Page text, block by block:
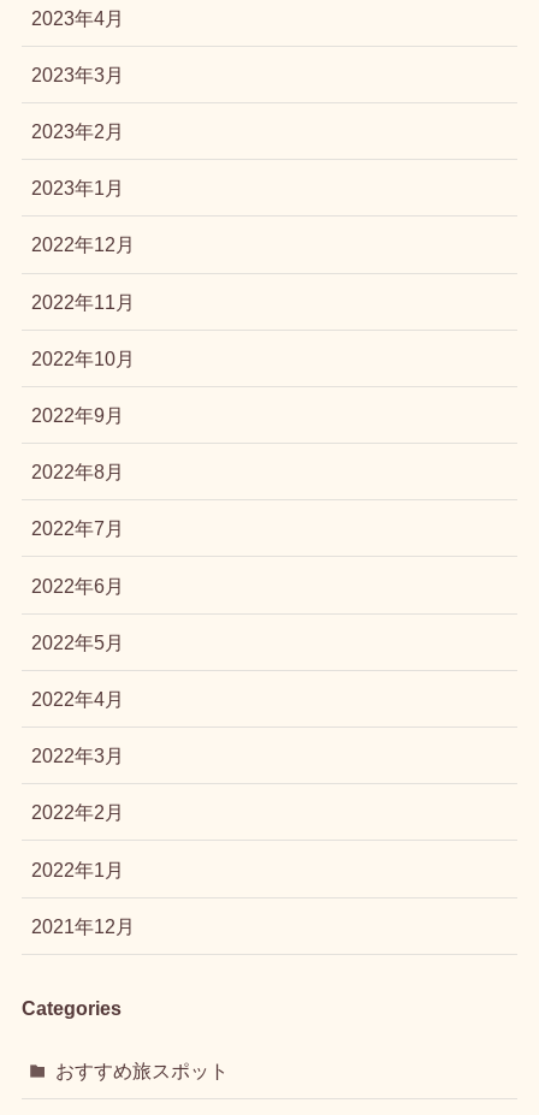
2023年4月
2023年3月
2023年2月
2023年1月
2022年12月
2022年11月
2022年10月
2022年9月
2022年8月
2022年7月
2022年6月
2022年5月
2022年4月
2022年3月
2022年2月
2022年1月
2021年12月
Categories
おすすめ旅スポット